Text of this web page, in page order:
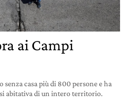
ai Campi
senza casa più di 800 persone e ha
abitativa di un intero territorio.